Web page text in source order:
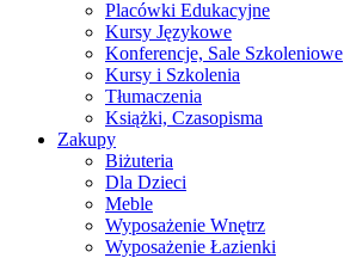
Placówki Edukacyjne
Kursy Językowe
Konferencje, Sale Szkoleniowe
Kursy i Szkolenia
Tłumaczenia
Książki, Czasopisma
Zakupy
Biżuteria
Dla Dzieci
Meble
Wyposażenie Wnętrz
Wyposażenie Łazienki